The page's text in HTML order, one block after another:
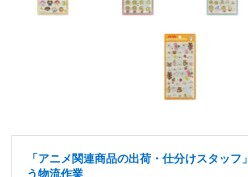
「アニメ関連商品の出荷・仕分けスタッフ
う物流作業